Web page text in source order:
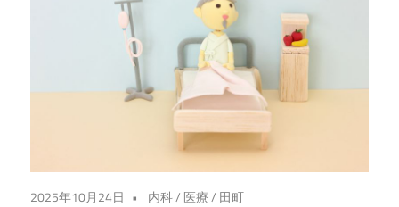
2025年10月24日 内科/ 医療/ 田町